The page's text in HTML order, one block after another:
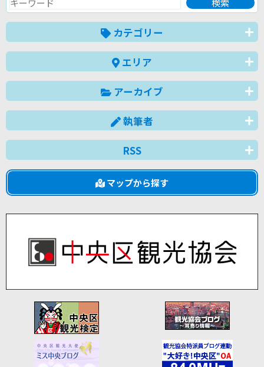
カテゴリー
エリア
アーカイブ
執筆者
RSS
マップから探す